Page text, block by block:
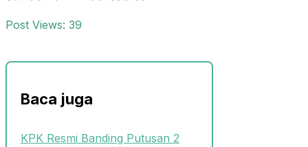
Post Views: 39
Baca juga
KPK Resmi Banding Putusan 2